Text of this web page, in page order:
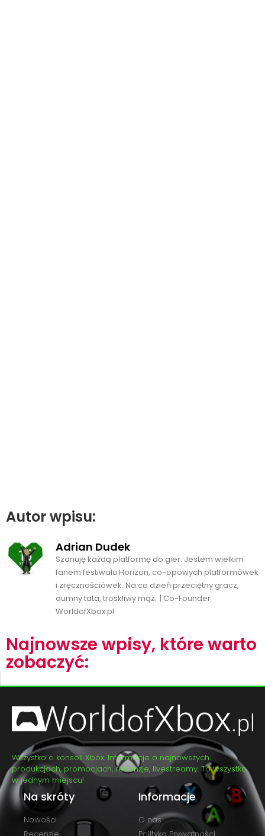
Autor wpisu:
Adrian Dudek
Szanuję każdą platformę do gier. Jestem wielkim
fanem festiwalu Horizon, co-opowych platformówek
i zręcznościówek. Na co dzień przeciętny gracz,
dumny tata, troskliwy mąż. | Co-Founder
WorldofXbox.pl
Najnowsze wpisy, które warto
zobaczyć:
Wszystko o konsoli Xbox. Informacje o najnowszych
produkcjach, promocjach, recenzje, livestreamy. To wszystko
w jednym miejscu!
Na skróty
Nowości
Recenzje
Informacje
O nas
Polityka Prywatności